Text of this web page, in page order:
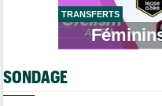
Tour de Pologne
Jan Christen : "J'ai dû me
Kasia Niewiadoma fait coup
TRANSFERTS
SONDAGE